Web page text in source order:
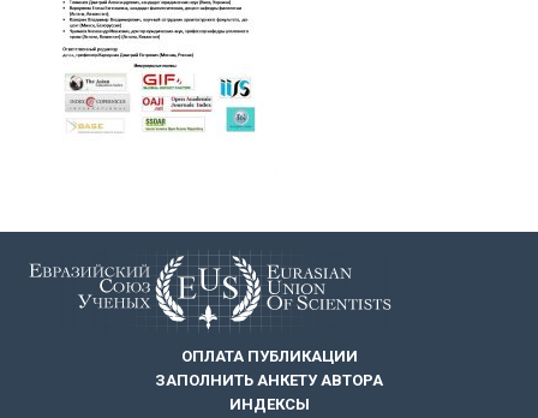
ОПЛАТА ПУБЛИКАЦИИ
ЗАПОЛНИТЬ АНКЕТУ АВТОРА
ИНДЕКСЫ